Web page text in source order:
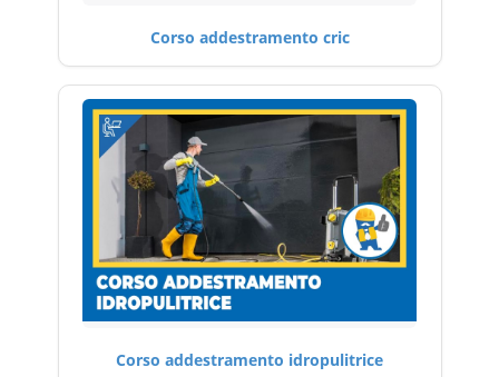
Corso addestramento cric
Corso addestramento idropulitrice